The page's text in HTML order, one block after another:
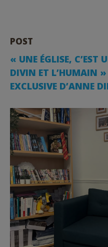
POST
« UNE ÉGLISE, C’EST
DIVIN ET L’HUMAIN
EXCLUSIVE D’ANNE